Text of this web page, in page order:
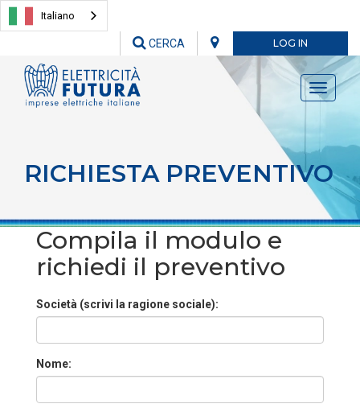
Italiano
LOG IN
CERCA
Toggle
RICHIESTA PREVENTIVO
Compila il modulo e
richiedi il preventivo
Società (scrivi la ragione sociale):
Nome: